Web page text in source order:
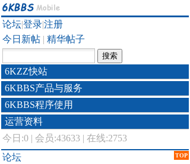
论坛|登录|注册
今日新帖 | 精华帖子
6KZZ快站
6KBBS产品与服务
6KBBS程序使用
运营资料
今日:0 | 会员:43633 | 在线:2753
TOP
论坛